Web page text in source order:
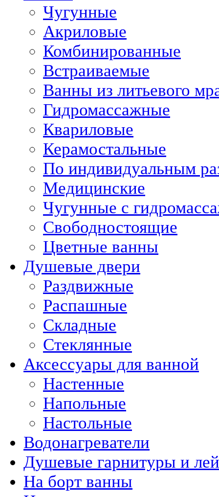
Чугунные
Акриловые
Комбинированные
Встраиваемые
Ванны из литьевого
Гидромассажные
Квариловые
Керамостальные
По индивидуальным
Медицинские
Чугунные с
Свободностоящие
Цветные ванны
Душевые двери
Раздвижные
Распашные
Складные
Стеклянные
Аксессуары для ванной
Настенные
Напольные
Настольные
Водонагреватели
Душевые гарнитуры и
На борт ванны